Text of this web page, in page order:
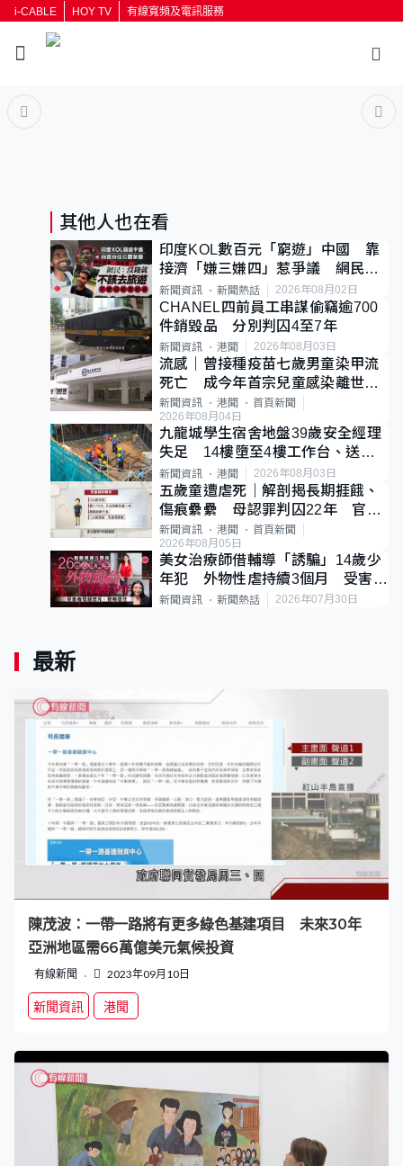
i-CABLE HOY TV 有線寬頻及電訊服務
其他人也在看
印度KOL數百元「窮遊」中國 靠
接濟「嫌三嫌四」惹爭議 網民：
不歡迎劣質旅客
新聞資訊 新聞熱話 2026年08月02日
CHANEL四前員工串謀偷竊逾700
件銷毀品 分別判囚4至7年
新聞資訊 港聞 2026年08月03日
流感｜曾接種疫苗七歲男童染甲流
死亡 成今年首宗兒童感染離世個
案
新聞資訊 港聞
首頁新聞
2026年08月04日
九龍城學生宿舍地盤39歲安全經理
失足 14樓墮至4樓工作台、送院
不治
新聞資訊 港聞 2026年08月03日
五歲童遭虐死｜解剖揭長期捱餓、
傷痕纍纍 母認罪判囚22年 官斥
冷血：同類案最惡劣
新聞資訊 港聞
首頁新聞
2026年08月05日
美女治療師借輔導「誘騙」14歲少
年犯 外物性虐持續3個月 受害者
母：要保護其他人
新聞資訊 新聞熱話 2026年07月30日
最新
陳茂波：一帶一路將有更多綠色基建項目 未來30年
亞洲地區需66萬億美元氣候投資
有線新聞 2023年09月10日
新聞資訊 港聞